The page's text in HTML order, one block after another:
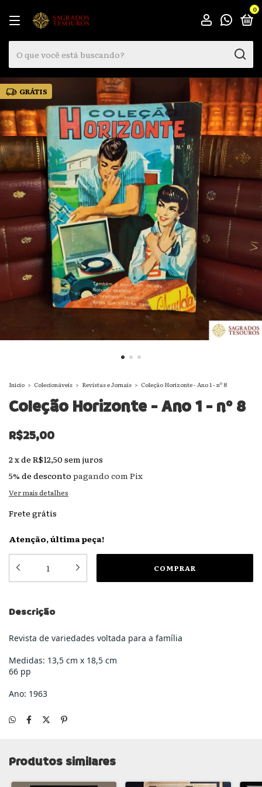
0
GRÁTIS
Início > Colecionáveis > Revistas e Jornais > Coleção Horizonte - Ano 1 - nº 8
Coleção Horizonte - Ano 1 - nº 8
R$25,00
2xde R$12,50 sem juros
5% de desconto pagando com Pix
Ver mais detalhes
Frete grátis
Atenção, última peça!
Descrição
Revista de variedades voltada para a família
Medidas: 13,5 cm x 18,5 cm
66 pp
Ano: 1963
Produtos similares